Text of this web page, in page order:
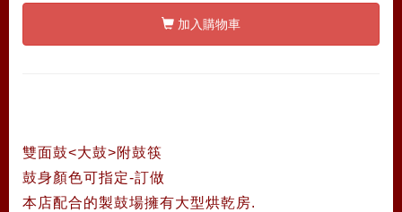
加入購物車
雙面鼓<大鼓>附鼓筷
鼓身顏色可指定-訂做
本店配合的製鼓場擁有大型烘乾房.